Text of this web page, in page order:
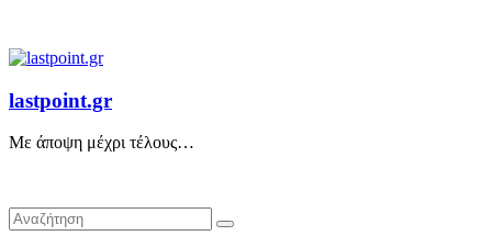
lastpoint.gr
Με άποψη μέχρι τέλους…